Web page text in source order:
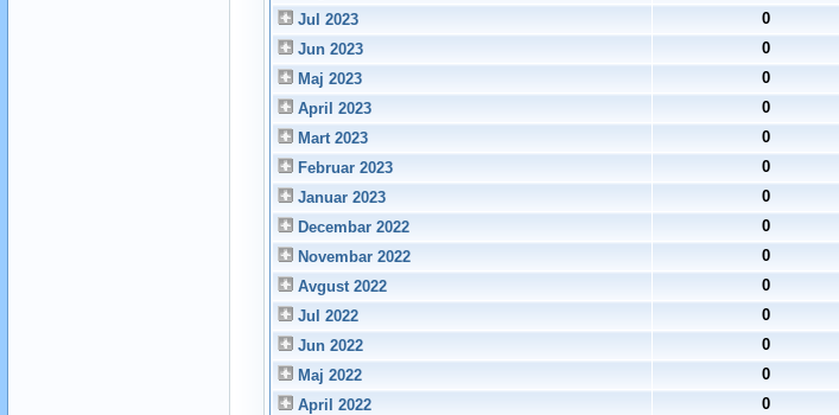
Jul 2023
0
Jun 2023
0
Maj 2023
0
April 2023
0
Mart 2023
0
Februar 2023
0
Januar 2023
0
Decembar 2022
0
Novembar 2022
0
Avgust 2022
0
Jul 2022
0
Jun 2022
0
Maj 2022
0
April 2022
0